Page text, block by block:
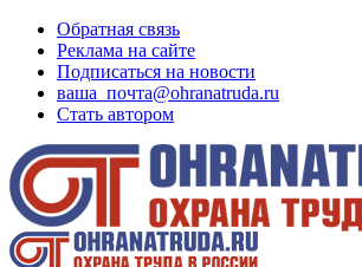
Обратная связь
Реклама на сайте
Подписаться на новости
ваша_почта@ohranatruda.ru
Стать автором